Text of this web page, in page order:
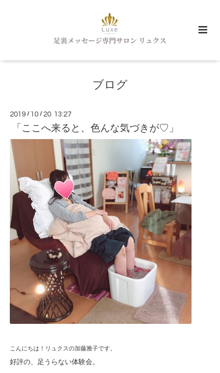
ブログ
2019 / 10 / 20 13:27
「ここへ来ると、色んな気づきが♡」
こんにちは！リュクスの加藤雅子です。
好評の、足うらない体験会。